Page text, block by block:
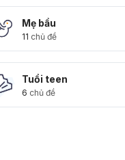
Mẹ bầu
11 chủ đề
Tuổi teen
6 chủ đề